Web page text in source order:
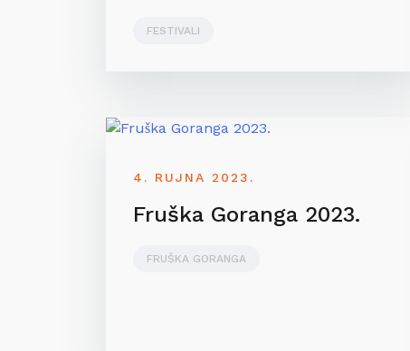
FESTIVALI
4. RUJNA 2023.
Fruška Goranga 2023.
FRUŠKA GORANGA